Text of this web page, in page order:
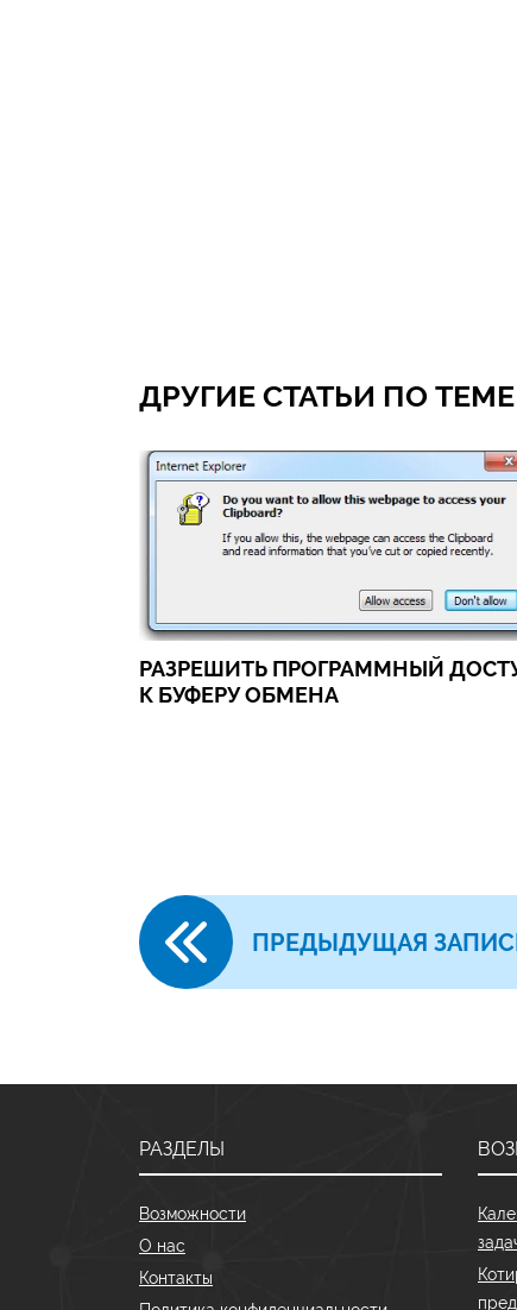
ДРУГИЕ СТАТЬИ ПО ТЕМЕ
РАЗРЕШИТЬ ПРОГРАММНЫЙ
К БУФЕРУ ОБМЕНА
ПРЕДЫДУЩАЯ
РАЗДЕЛЫ
Возможности
О нас
Контакты